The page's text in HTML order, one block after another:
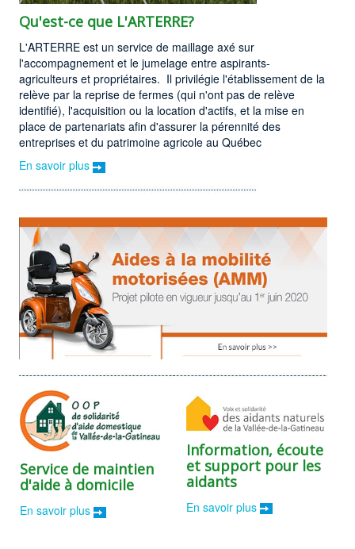
Qu'est-ce que L'ARTERRE?
L'ARTERRE est un service de maillage axé sur
l'accompagnement et le jumelage entre aspirants-
agriculteurs et propriétaires. Il privilégie l'établissement de la
relève par la reprise de fermes (qui n'ont pas de relève
identifié), l'acquisition ou la location d'actifs, et la mise en
place de partenariats afin d'assurer la pérennité des
entreprises et du patrimoine agricole au Québec
En savoir plus
Service de maintien
d'aide à domicile
En savoir plus
Information, écoute
et support pour les
aidants
En savoir plus